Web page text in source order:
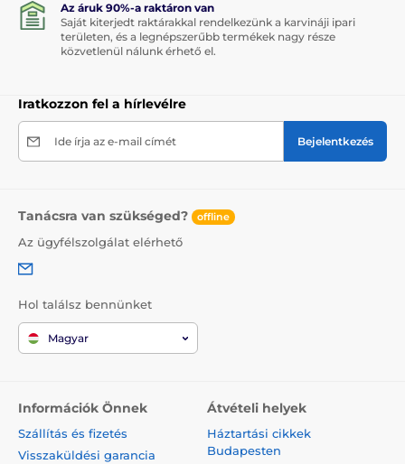
Az áruk 90%-a raktáron van
Saját kiterjedt raktárakkal rendelkezünk a karvináji ipari
területen, és a legnépszerűbb termékek nagy része
közvetlenül nálunk érhető el.
Iratkozzon fel a hírlevélre
Ide írja az e-mail címét Bejelentkezés
Tanácsra van szükséged? offline
Az ügyfélszolgálat elérhető
Hol találsz bennünket
Magyar
Információk Önnek
Szállítás és fizetés
Visszaküldési garancia
Átvételi helyek
Háztartási cikkek
Budapesten